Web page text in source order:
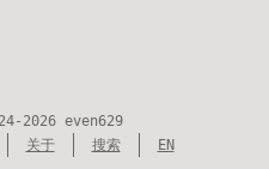
2026 even629
关于 搜索 EN